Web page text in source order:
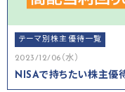
テーマ別株主優待一覧
2023/12/06（水）
NISAで持ちたい株主